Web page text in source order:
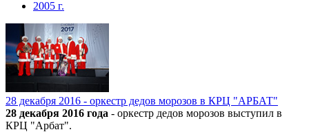
2005 г.
28 декабря 2016 - оркестр дедов морозов в КРЦ "АРБАТ"
28 декабря 2016 года - оркестр дедов морозов выступил в
КРЦ "Арбат".